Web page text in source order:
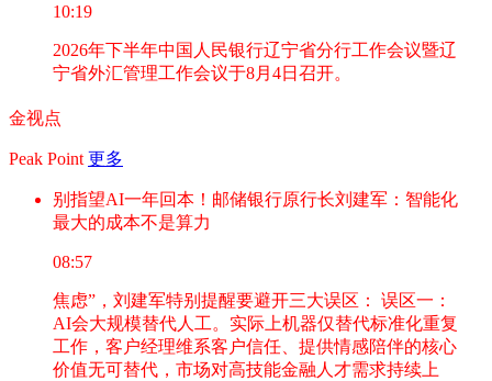
10:19
2026年下半年中国人民银行辽宁省分行工作会议暨辽
宁省外汇管理工作会议于8月4日召开。
金视点
Peak Point 更多
别指望AI一年回本！邮储银行原行长刘建军：智能化
最大的成本不是算力
08:57
焦虑”，刘建军特别提醒要避开三大误区： 误区一：
AI会大规模替代人工。实际上机器仅替代标准化重复
工作，客户经理维系客户信任、提供情感陪伴的核心
价值无可替代，市场对高技能金融人才需求持续上